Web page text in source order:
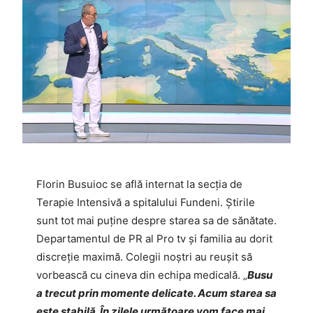
Florin Busuioc se află internat la secția de
Terapie Intensivă a spitalului Fundeni. Știrile
sunt tot mai puține despre starea sa de sănătate.
Departamentul de PR al Pro tv și familia au dorit
discreție maximă. Colegii noștri au reușit să
vorbească cu cineva din echipa medicală. „Busu
a trecut prin momente delicate. Acum starea sa